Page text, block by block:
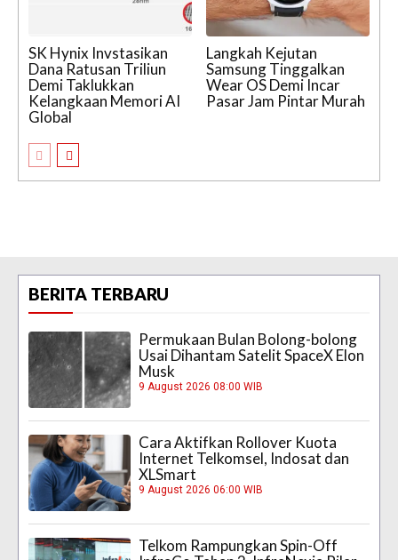
SK Hynix Invstasikan
Dana Ratusan Triliun
Demi Taklukkan
Kelangkaan Memori AI
Global
Langkah Kejutan
Samsung Tinggalkan
Wear OS Demi Incar
Pasar Jam Pintar Murah
BERITA TERBARU
Permukaan Bulan Bolong-bolong
Usai Dihantam Satelit SpaceX Elon
Musk
9 August 2026 08:00 WIB
Cara Aktifkan Rollover Kuota
Internet Telkomsel, Indosat dan
XLSmart
9 August 2026 06:00 WIB
Telkom Rampungkan Spin-Off